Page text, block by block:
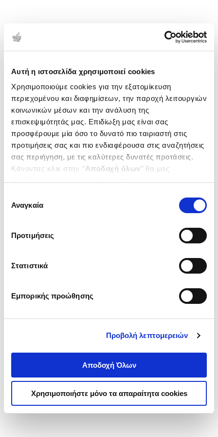
Αυτή η ιστοσελίδα χρησιμοποιεί cookies
Χρησιμοποιούμε cookies για την εξατομίκευση
περιεχομένου και διαφημίσεων, την παροχή λειτουργιών
κοινωνικών μέσων και την ανάλυση της
επισκεψιμότητάς μας. Επιδίωξη μας είναι σας
προσφέρουμε μία όσο το δυνατό πιο ταιριαστή στις
προτιμήσεις σας και πιο ενδιαφέρουσα στις αναζητήσεις
σας περιήγηση, με τις καλύτερες δυνατές προτάσεις.
Κάνοντας κλικ στην ‘’Αποδοχή όλων’’ θα μας
ενδιαφέρουν και να επιλέξετε από τα παρακάτω με την
΄΄και να ενημερωθείτε σχετικά με
συγκατάθεσης
Αναγκαία
Προτιμήσεις
Στατιστικά
Εμπορικής προώθησης
Προβολή λεπτομερειών
Αποδοχή Όλων
Χρησιμοποιήστε μόνο τα απαραίτητα cookies